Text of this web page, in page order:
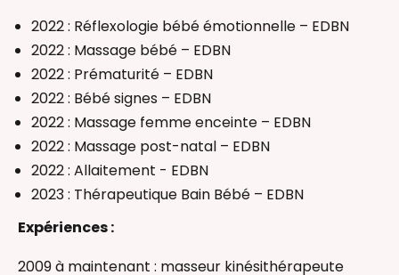
Réflexologie bébé
Thérapeutique Bain Bébé
Accompagnant(e) périnatal(e)
2022 : Réflexologie bébé émotionnelle – EDBN
2022 : Massage bébé – EDBN
2022 : Prématurité – EDBN
2022 : Bébé signes – EDBN
2022 : Massage femme enceinte – EDBN
2022 : Massage post-natal – EDBN
2022 : Allaitement - EDBN
2023 : Thérapeutique Bain Bébé – EDBN
Expériences :
2009 à maintenant : masseur kinésithérapeute